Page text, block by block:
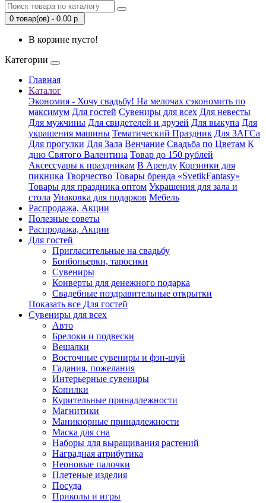
0 товар(ов) - 0.00 р.
В корзине пусто!
Категории
Главная
Каталог
Экономия - Хочу свадьбу! На мелочах сэкономить по
максимум Для гостей Сувениры для всех Для невесты
Для мужчины Для свидетелей и друзей Для выкупа Для
украшения машины Тематический Праздник Для ЗАГСа
Для прогулки Для Зала Венчание Свадьба по Цветам К
дню Святого Валентина Товар до 150 рублей
Аксессуары к праздникам В Аренду Корзинки для
пикника Творчество Товары бренда «SvetikFantasy»
Товары для праздника оптом Украшения для зала и
стола Упаковка для подарков Мебель
Распродажа, Акции
Полезные советы
Распродажа, Акции
Для гостей
Пригласительные на свадьбу
Бонбоньерки, таросики
Сувениры
Конверты для денежного подарка
Свадебные поздравительные открытки
Показать все Для гостей
Сувениры для всех
Авто
Брелоки и подвески
Вешалки
Восточные сувениры и фэн-шуй
Гадания, пожелания
Интерьерные сувениры
Копилки
Курительные принадлежности
Магнитики
Маникюрные принадлежности
Маска для сна
Наборы для выращивания растений
Наградная атрибутика
Неоновые палочки
Плетеные изделия
Посуда
Приколы и игры